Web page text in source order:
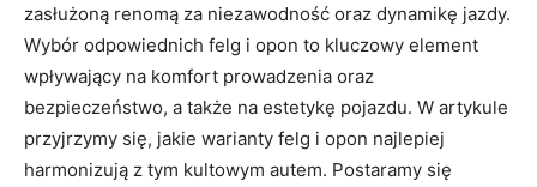
zasłużoną⁢ renomą ⁣za niezawodność‍ oraz dynamikę jazdy.‌
Wybór odpowiednich felg i ​opon to kluczowy element
wpływający na ‍komfort prowadzenia oraz
bezpieczeństwo, a także na ⁣estetykę pojazdu. W artykule
przyjrzymy się, jakie​ warianty felg i opon najlepiej
harmonizują ‍z tym kultowym autem.‌ Postaramy się